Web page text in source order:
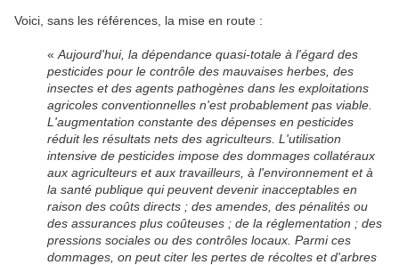
Voici, sans les références, la mise en route :
«Aujourd'hui, la dépendance quasi-totale à l'égard des
pesticides pour le contrôle des mauvaises herbes, des
insectes et des agents pathogènes dans les exploitations
agricoles conventionnelles n'est probablement pas viable.
L'augmentation constante des dépenses en pesticides
réduit les résultats nets des agriculteurs. L'utilisation
intensive de pesticides impose des dommages collatéraux
aux agriculteurs et aux travailleurs, à l'environnement et à
la santé publique qui peuvent devenir inacceptables en
raison des coûts directs ; des amendes, des pénalités ou
des assurances plus coûteuses ; de la réglementation ; des
pressions sociales ou des contrôles locaux. Parmi ces
dommages, on peut citer les pertes de récoltes et d'arbres